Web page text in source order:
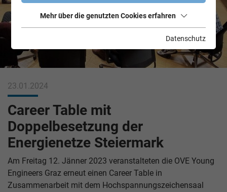
23.01.2024
Career Table mit
Doppelbesetzung der
Energienetze Steiermark
Am Freitag 12. Jänner 2023 veranstalteten die OVE Young
Engineers Graz erneut einen Career Table in
Zusammenarbeit mit dem Hochspannungszeichensaal
Mehr über die genutzten Cookies erfahren
Datenschutz